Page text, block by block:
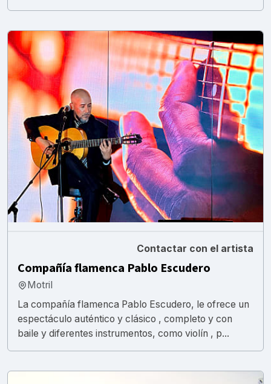
Contactar con el artista
Compañía flamenca Pablo Escudero
Motril
La compañía flamenca Pablo Escudero, le ofrece un
espectáculo auténtico y clásico , completo y con
baile y diferentes instrumentos, como violín , p...